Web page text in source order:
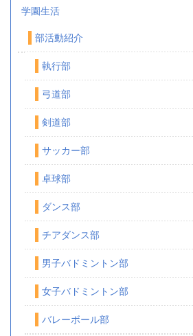
学園生活
部活動紹介
執行部
弓道部
剣道部
サッカー部
卓球部
ダンス部
チアダンス部
男子バドミントン部
女子バドミントン部
バレーボール部